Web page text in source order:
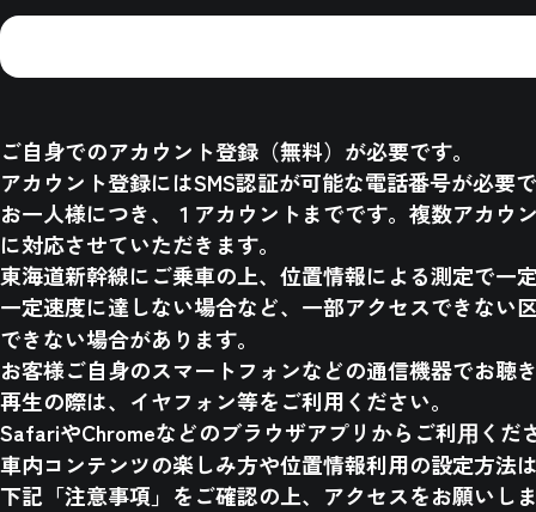
スペシャルラジオはこちらから
スマートフォンで右記二次元コードを読み込んで再生
ご自身でのアカウント登録（無料）が必要です。​
アカウント登録にはSMS認証が可能な電話番号が必要
お一人様につき、１アカウントまでです。複数アカ
に対応させていただきます。​
東海道新幹線にご乗車の上、位置情報による測定で一
一定速度に達しない場合など、一部アクセスできない
できない場合があります。​
お客様ご自身のスマートフォンなどの通信機器でお聴
再生の際は、イヤフォン等をご利用ください。​
SafariやChromeなどのブラウザアプリからご利⽤くだ
車内コンテンツの楽しみ方や位置情報利用の設定方法
下記「注意事項」をご確認の上、アクセスをお願いし